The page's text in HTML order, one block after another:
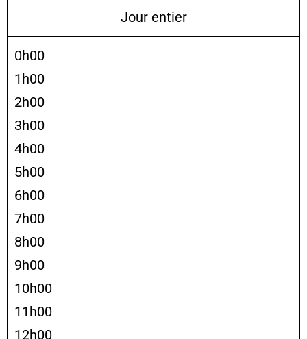
Jour entier
0h00
1h00
2h00
3h00
4h00
5h00
6h00
7h00
8h00
9h00
10h00
11h00
12h00